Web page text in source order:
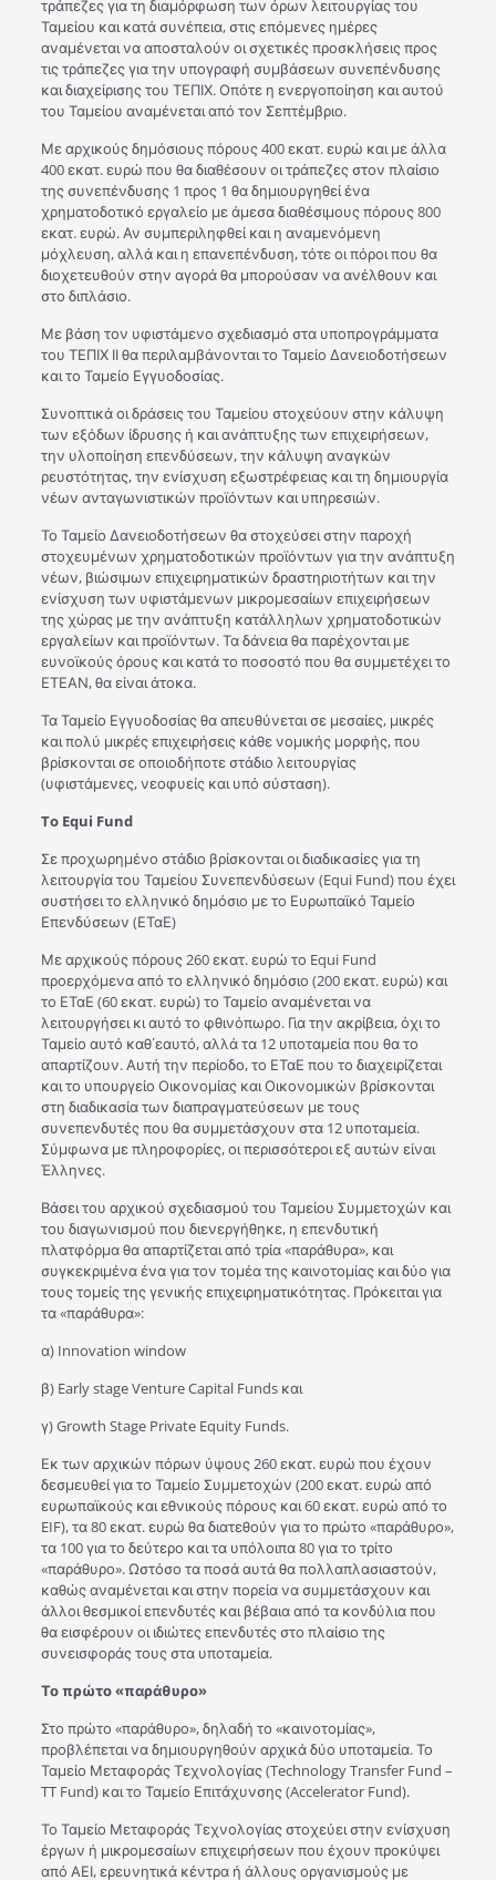
τράπεζες για τη διαμόρφωση των όρων λειτουργίας του
Ταμείου και κατά συνέπεια, στις επόμενες ημέρες
αναμένεται να αποσταλούν οι σχετικές προσκλήσεις προς
τις τράπεζες για την υπογραφή συμβάσεων συνεπένδυσης
και διαχείρισης του ΤΕΠΙΧ. Οπότε η ενεργοποίηση και αυτού
του Ταμείου αναμένεται από τον Σεπτέμβριο.
Με αρχικούς δημόσιους πόρους 400 εκατ. ευρώ και με άλλα
400 εκατ. ευρώ που θα διαθέσουν οι τράπεζες στον πλαίσιο
της συνεπένδυσης 1 προς 1 θα δημιουργηθεί ένα
χρηματοδοτικό εργαλείο με άμεσα διαθέσιμους πόρους 800
εκατ. ευρώ. Αν συμπεριληφθεί και η αναμενόμενη
μόχλευση, αλλά και η επανεπένδυση, τότε οι πόροι που θα
διοχετευθούν στην αγορά θα μπορούσαν να ανέλθουν και
στο διπλάσιο.
Με βάση τον υφιστάμενο σχεδιασμό στα υποπρογράμματα
του ΤΕΠΙΧ ΙΙ θα περιλαμβάνονται το Ταμείο Δανειοδοτήσεων
και το Ταμείο Εγγυοδοσίας.
Συνοπτικά οι δράσεις του Ταμείου στοχεύουν στην κάλυψη
των εξόδων ίδρυσης ή και ανάπτυξης των επιχειρήσεων,
την υλοποίηση επενδύσεων, την κάλυψη αναγκών
ρευστότητας, την ενίσχυση εξωστρέφειας και τη δημιουργία
νέων ανταγωνιστικών προϊόντων και υπηρεσιών.
Το Ταμείο Δανειοδοτήσεων θα στοχεύσει στην παροχή
στοχευμένων χρηματοδοτικών προϊόντων για την ανάπτυξη
νέων, βιώσιμων επιχειρηματικών δραστηριοτήτων και την
ενίσχυση των υφιστάμενων μικρομεσαίων επιχειρήσεων
της χώρας με την ανάπτυξη κατάλληλων χρηματοδοτικών
εργαλείων και προϊόντων. Τα δάνεια θα παρέχονται με
ευνοϊκούς όρους και κατά το ποσοστό που θα συμμετέχει το
ΕΤΕΑΝ, θα είναι άτοκα.
Τα Ταμείο Εγγυοδοσίας θα απευθύνεται σε μεσαίες, μικρές
και πολύ μικρές επιχειρήσεις κάθε νομικής μορφής, που
βρίσκονται σε οποιοδήποτε στάδιο λειτουργίας
(υφιστάμενες, νεοφυείς και υπό σύσταση).
To Equi Fund
Σε προχωρημένο στάδιο βρίσκονται οι διαδικασίες για τη
λειτουργία του Ταμείου Συνεπενδύσεων (Equi Fund) που έχει
συστήσει το ελληνικό δημόσιο με το Ευρωπαϊκό Ταμείο
Επενδύσεων (ΕΤαΕ)
Με αρχικούς πόρους 260 εκατ. ευρώ το Equi Fund
προερχόμενα από το ελληνικό δημόσιο (200 εκατ. ευρώ) και
το ΕΤαΕ (60 εκατ. ευρώ) το Ταμείο αναμένεται να
λειτουργήσει κι αυτό το φθινόπωρο. Για την ακρίβεια, όχι το
Ταμείο αυτό καθ΄εαυτό, αλλά τα 12 υποταμεία που θα το
απαρτίζουν. Αυτή την περίοδο, το ΕΤαΕ που το διαχειρίζεται
και το υπουργείο Οικονομίας και Οικονομικών βρίσκονται
στη διαδικασία των διαπραγματεύσεων με τους
συνεπενδυτές που θα συμμετάσχουν στα 12 υποταμεία.
Σύμφωνα με πληροφορίες, οι περισσότεροι εξ αυτών είναι
Έλληνες.
Βάσει του αρχικού σχεδιασμού του Ταμείου Συμμετοχών και
του διαγωνισμού που διενεργήθηκε, η επενδυτική
πλατφόρμα θα απαρτίζεται από τρία «παράθυρα», και
συγκεκριμένα ένα για τον τομέα της καινοτομίας και δύο για
τους τομείς της γενικής επιχειρηματικότητας. Πρόκειται για
τα «παράθυρα»:
α) Innovation window
β) Early stage Venture Capital Funds και
γ) Growth Stage Private Equity Funds.
Εκ των αρχικών πόρων ύψους 260 εκατ. ευρώ που έχουν
δεσμευθεί για το Ταμείο Συμμετοχών (200 εκατ. ευρώ από
ευρωπαϊκούς και εθνικούς πόρους και 60 εκατ. ευρώ από το
EIF), τα 80 εκατ. ευρώ θα διατεθούν για το πρώτο «παράθυρο»,
τα 100 για το δεύτερο και τα υπόλοιπα 80 για το τρίτο
«παράθυρο». Ωστόσο τα ποσά αυτά θα πολλαπλασιαστούν,
καθώς αναμένεται και στην πορεία να συμμετάσχουν και
άλλοι θεσμικοί επενδυτές και βέβαια από τα κονδύλια που
θα εισφέρουν οι ιδιώτες επενδυτές στο πλαίσιο της
συνεισφοράς τους στα υποταμεία.
Το πρώτο «παράθυρο»
Στο πρώτο «παράθυρο», δηλαδή το «καινοτομίας»,
προβλέπεται να δημιουργηθούν αρχικά δύο υποταμεία. Το
Ταμείο Μεταφοράς Τεχνολογίας (Technology Transfer Fund –
TT Fund) και το Ταμείο Επιτάχυνσης (Accelerator Fund).
Το Ταμείο Μεταφοράς Τεχνολογίας στοχεύει στην ενίσχυση
έργων ή μικρομεσαίων επιχειρήσεων που έχουν προκύψει
από ΑΕΙ, ερευνητικά κέντρα ή άλλους οργανισμούς με